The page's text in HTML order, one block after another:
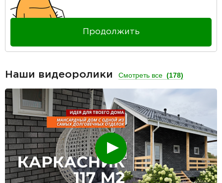
Продолжить
Наши видеоролики Смотреть все (178)
Смотреть